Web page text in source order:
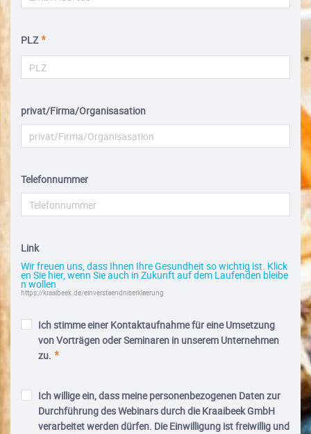
PLZ
privat/Firma/Organisasation
Telefonnummer
Link
Wir freuen uns, dass Ihnen Ihre Gesundheit so wichtig ist. Klick
en Sie hier, wenn Sie auch in Zukunft auf dem Laufenden bleibe
n wollen
https://kraaibeek.de/einverstaendniserklaerung
Ich stimme einer Kontaktaufnahme für eine Umsetzung
von Vorträgen oder Seminaren in unserem Unternehmen
zu.
Ich willige ein, dass meine personenbezogenen Daten zur
Durchführung des Webinars durch die Kraaibeek GmbH
verarbeitet werden dürfen. Die Einwilligung ist freiwillig und